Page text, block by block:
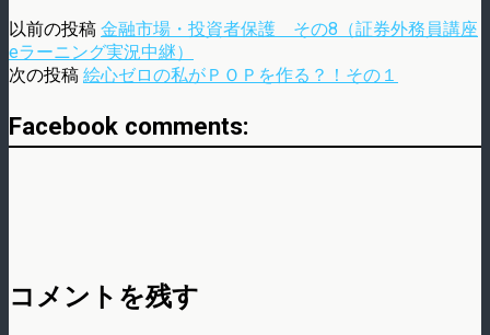
以前の投稿 金融市場・投資者保護 その8（証券外務員講座
eラーニング実況中継）
次の投稿 絵心ゼロの私がＰＯＰを作る？！その１
Facebook comments:
コメントを残す